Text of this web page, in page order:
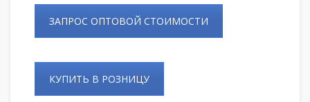
ЗАПРОС ОПТОВОЙ СТОИМОСТИ
КУПИТЬ В РОЗНИЦУ